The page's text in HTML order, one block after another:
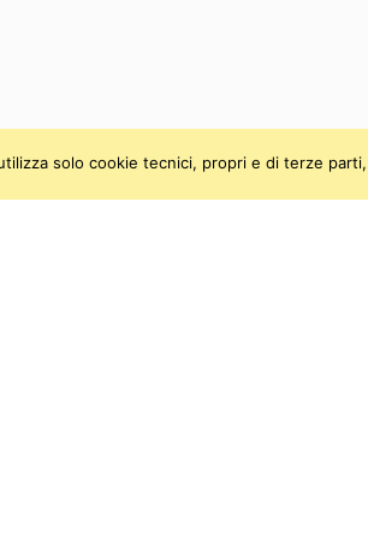
solo cookie tecnici, propri e di terze